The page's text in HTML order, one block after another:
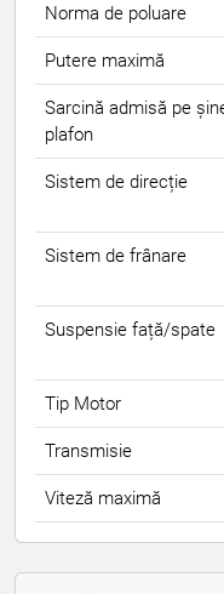
Norma de poluare
Putere maximă
Sarcină admisă pe
plafon
Sistem de direcție
Sistem de frânare
Suspensie față/spate
Tip Motor
Transmisie
Viteză maximă